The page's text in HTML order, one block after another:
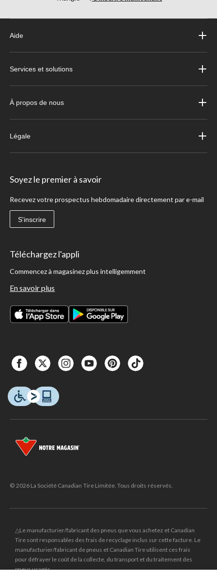
Aide
Services et solutions
À propos de nous
Légale
Soyez le premier à savoir
Recevez votre prospectus hebdomadaire directement par e-mail
S'inscrire
Téléchargez l'appli
Commencez à magasinez plus intelligemment
En savoir plus
© 2026 La Société Canadian Tire Limitée. Tous droits réservés.
△Le manufacturier/fabricant des pneus que vous achetez et Canadian
Tire sont responsables des frais de recyclage inclus sur cette facture. Le
manufacturier/fabricant de pneus et Canadian Tire utilisent ces frais
pour défrayer le coût de la collecte, du transport et du traitement des
pneus usagés.